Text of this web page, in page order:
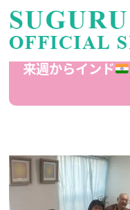
来週からインド